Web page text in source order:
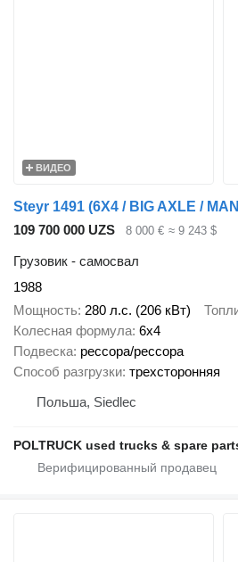
ВИДЕО
Steyr 1491 (6X4 / BIG AXLE /
109 700 000 UZS
8 000 € ≈ 9 243 $
Грузовик - самосвал
1988
Мощность 280 л.с. (206 кВт)
Колесная формула 6x4
Подвеска рессора/рессора
Способ разгрузки трехсторонняя
Польша, Siedlec
POLTRUCK used trucks & spare